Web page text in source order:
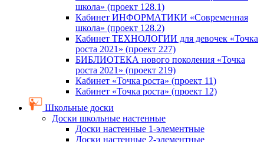
школа» (проект 128.1)
Кабинет ИНФОРМАТИКИ «Современная
школа» (проект 128.2)
Кабинет ТЕХНОЛОГИИ для девочек «Точка
роста 2021» (проект 227)
БИБЛИОТЕКА нового поколения «Точка
роста 2021» (проект 219)
Кабинет «Точка роста» (проект 11)
Кабинет «Точка роста» (проект 12)
Школьные доски
Доски школьные настенные
Доски настенные 1-элементные
Доски настенные 2-элементные